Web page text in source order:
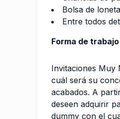
Bolsa de loneta
Entre todos
Forma de trabajo
Invitaciones Muy
cuál será su
acabados. A
deseen adquirir
dummy con el